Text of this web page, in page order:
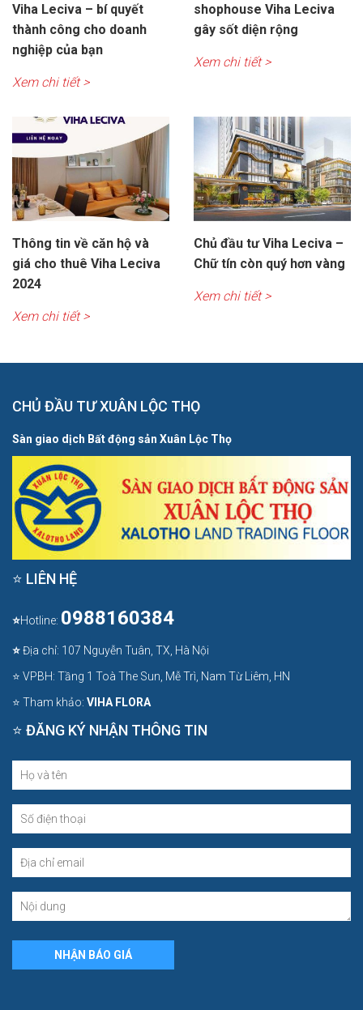
Viha Leciva – bí quyết
thành công cho doanh
nghiệp của bạn
Xem chi tiết >
shophouse Viha Leciva
gây sốt diện rộng
Xem chi tiết >
Thông tin về căn hộ và
giá cho thuê Viha Leciva
2024
Xem chi tiết >
Chủ đầu tư Viha Leciva –
Chữ tín còn quý hơn vàng
Xem chi tiết >
CHỦ ĐẦU TƯ XUÂN LỘC THỌ
Sàn giao dịch Bất động sản Xuân Lộc Thọ
⭐ LIÊN HỆ
⭐Hotline: 0988160384
⭐Địa chỉ: 107 Nguyễn Tuân, TX, Hà Nội
⭐ VPBH: Tầng 1 Toà The Sun, Mễ Trì, Nam Từ Liêm, HN
⭐ Tham khảo: VIHA FLORA
⭐ ĐĂNG KÝ NHẬN THÔNG TIN